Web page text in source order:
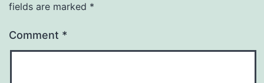
fields are marked *
Comment *